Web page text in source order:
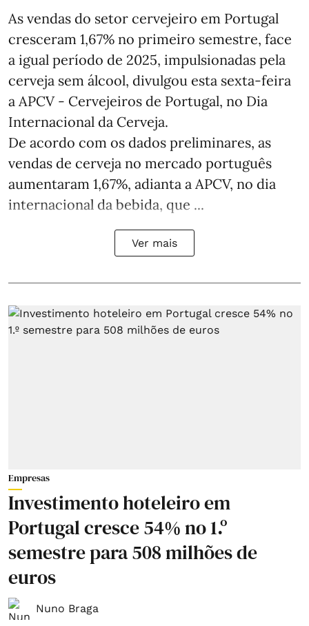
As vendas do setor cervejeiro em Portugal
cresceram 1,67% no primeiro semestre, face
a igual período de 2025, impulsionadas pela
cerveja sem álcool, divulgou esta sexta-feira
a APCV - Cervejeiros de Portugal, no Dia
Internacional da Cerveja.
De acordo com os dados preliminares, as
vendas de cerveja no mercado português
aumentaram 1,67%, adianta a APCV, no dia
internacional da bebida, que ...
Ver mais
Empresas
Investimento hoteleiro em
Portugal cresce 54% no 1.º
semestre para 508 milhões de
euros
Nuno Braga